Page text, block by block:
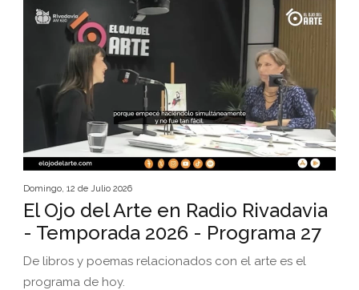
Domingo, 12 de Julio 2026
El Ojo del Arte en Radio Rivadavia
- Temporada 2026 - Programa 27
De libros y poemas relacionados con el arte es el
programa de hoy.